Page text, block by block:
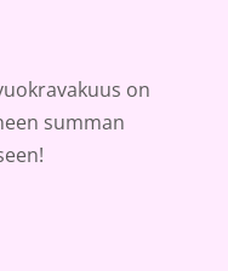
on
summan